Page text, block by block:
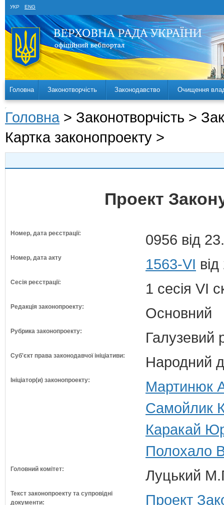
УКР ENG
Головна Законотворчість Законодавство Очищення
Головна > Законотворчість >
Картка законопроекту >
Проект
Номер, дата реєстрації: 0956 від
Номер, дата акту 1563-VI
Сесія реєстрації: 1 сесія VI
Редакція законопроекту: Основний
Рубрика законопроекту: Галузевий
Суб'єкт права законодавчої ініціативи: Народний
Ініціатор(и) законопроекту:
Мартинюк
Самойлик
Каракай
Полохало
Головний комітет: Луцький
Текст законопроекту та супровідні
документи:
Проект